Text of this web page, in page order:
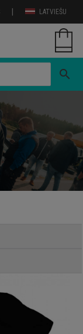
LATVIEŠU
|
search